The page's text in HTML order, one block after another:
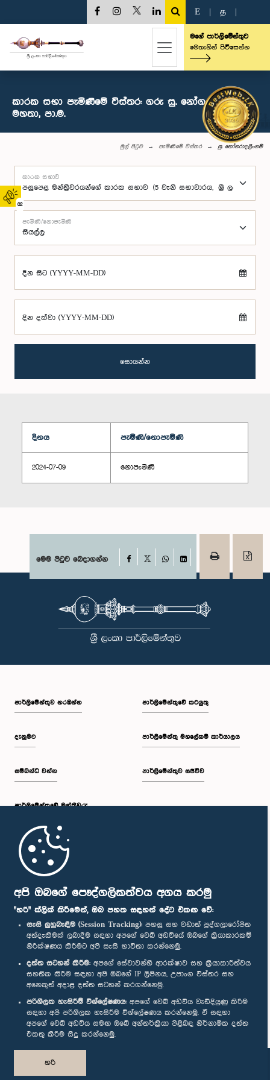
අපි ඔබගේ පෞද්ගලිකත්වය අගය කරමු
"හරි" ක්ලික් කිරීමෙන්, ඔබ පහත සඳහන් දේට එකඟ වේ:
සැසි ලුහුබැඳීම (Session Tracking): පහසු සහ වඩාත් පුද්ගලාරෝපිත
අත්දැකීමක් ලබාදීම සඳහා අපගේ වෙබ් අඩවියේ ඔබගේ ක්‍රියාකාරකම්
නිරීක්ෂණය කිරීමට අපි සැසි භාවිතා කරන්නෙමු.
දත්ත සටහන් කිරීම: අපගේ සේවාවන්හි ආරක්ෂාව සහ ක්‍රියාකාරීත්වය
සහතික කිරීම සඳහා අපි ඔබගේ IP ලිපිනය, උපාංග විස්තර සහ
අනෙකුත් අදාළ දත්ත සටහන් කරගන්නෙමු.
පරිශීලක හැසිරීම් විශ්ලේෂණය: අපගේ වෙබ් අඩවිය වැඩිදියුණු කිරීම
සඳහා අපි පරිශීලක හැසිරීම විශ්ලේෂණය කරන්නෙමු. ඒ සඳහා
අපගේ වෙබ් අඩවිය සමඟ ඔබේ අන්තර්ක්‍රියා පිළිබඳ නිර්නාමික දත්ත
එකතු කිරීම සිදු කරන්නෙමු.
හරි
02
E த
මගේ පාර්ලිමේන්තුව
මෙතැනින් පිවිසෙන්න
කාරක සභා පැමිණීමේ විස්තර: ගරු සු. නෝගරාදලිංගම්
මහතා, පා.ම.
මුල් පිටුව පැමිණීමේ විස්තර සු. නෝගරාදලිංගම්
කාරක සභාව
පැමිණි/නොපැමිණි
දින සිට (YYYY-MM-DD)
දින දක්වා (YYYY-MM-DD)
සොයන්න
දිනය පැමිණි/නොපැමිණි
2024-07-09 නොපැමිණි
මෙම පිටුව බෙදාගන්න Facebook
WhatsAppLinkedIn
පාර්ලි‌මේන්තුව නරඹන්න
දැනුමට
සම්බන්ධ වන්න
පාර්ලි‌මේන්තුවේ මන්ත්‍රීවරු
මුල් පිටුව
පාර්ලිමේන්තුවේ කටයුතු
පාර්ලිමේන්තු මහලේකම් කාර්යාලය
පාර්ලිමේන්තුව සජීවීව
පාර්ලිමේන්තු ජංගම යෙදුම
අප හා සම්බන්ධ වී සිටින්න :
සම්මාන
පෞද්ගලිකත්ව ප්‍රතිපත්තිය